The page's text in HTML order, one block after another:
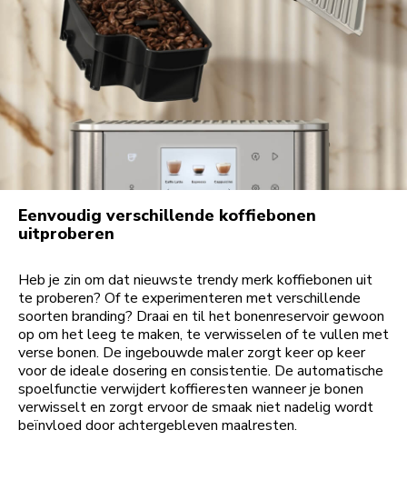
Eenvoudig verschillende koffiebonen
uitproberen
Heb je zin om dat nieuwste trendy merk koffiebonen uit
te proberen? Of te experimenteren met verschillende
soorten branding? Draai en til het bonenreservoir gewoon
op om het leeg te maken, te verwisselen of te vullen met
verse bonen. De ingebouwde maler zorgt keer op keer
voor de ideale dosering en consistentie. De automatische
spoelfunctie verwijdert koffieresten wanneer je bonen
verwisselt en zorgt ervoor de smaak niet nadelig wordt
beïnvloed door achtergebleven maalresten.